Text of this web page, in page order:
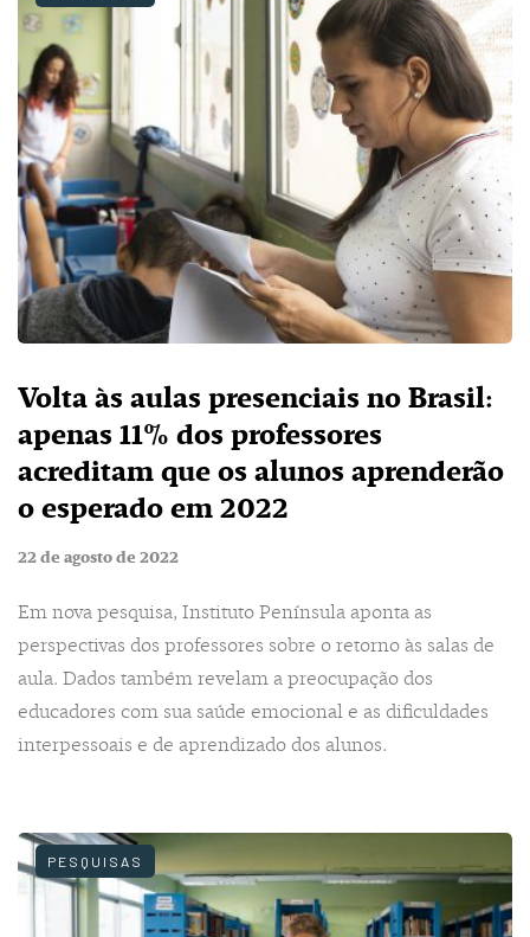
Volta às aulas presenciais no Brasil:
apenas 11% dos professores
acreditam que os alunos aprenderão
o esperado em 2022
22 de agosto de 2022
Em nova pesquisa, Instituto Península aponta as
perspectivas dos professores sobre o retorno às salas de
aula. Dados também revelam a preocupação dos
educadores com sua saúde emocional e as dificuldades
interpessoais e de aprendizado dos alunos.
PESQUISAS